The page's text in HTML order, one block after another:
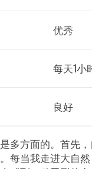
优秀
每天1小
良好
多方面的。首先
每当我走进大自